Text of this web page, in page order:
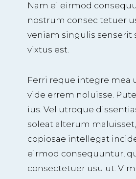
Nam ei eirmod
nostrum consec tetuer
veniam singulis senserit
vixtus est.
Ferri reque integre mea
vide errem noluisse.
ius. Vel utroque
soleat alterum
copiosae intellegat
eirmod consequuntur,
consectetuer usu ut.